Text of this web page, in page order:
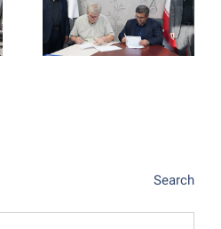
Search